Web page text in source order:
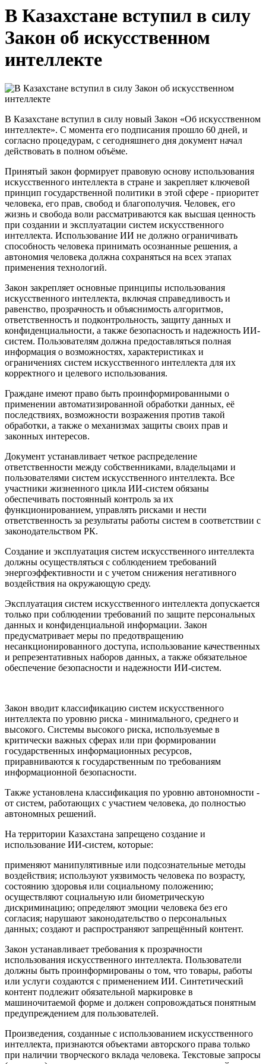
В Казахстане вступил в силу
Закон об искусственном
интеллекте
В Казахстане вступил в силу новый Закон «Об искусственном
интеллекте». С момента его подписания прошло 60 дней, и
согласно процедурам, с сегодняшнего дня документ начал
действовать в полном объёме.
Принятый закон формирует правовую основу использования
искусственного интеллекта в стране и закрепляет ключевой
принцип государственной политики в этой сфере - приоритет
человека, его прав, свобод и благополучия. Человек, его
жизнь и свобода воли рассматриваются как высшая ценность
при создании и эксплуатации систем искусственного
интеллекта. Использование ИИ не должно ограничивать
способность человека принимать осознанные решения, а
автономия человека должна сохраняться на всех этапах
применения технологий.
Закон закрепляет основные принципы использования
искусственного интеллекта, включая справедливость и
равенство, прозрачность и объяснимость алгоритмов,
ответственность и подконтрольность, защиту данных и
конфиденциальности, а также безопасность и надежность ИИ-
систем. Пользователям должна предоставляться полная
информация о возможностях, характеристиках и
ограничениях систем искусственного интеллекта для их
корректного и целевого использования.
Граждане имеют право быть проинформированными о
применении автоматизированной обработки данных, её
последствиях, возможности возражения против такой
обработки, а также о механизмах защиты своих прав и
законных интересов.
Документ устанавливает четкое распределение
ответственности между собственниками, владельцами и
пользователями систем искусственного интеллекта. Все
участники жизненного цикла ИИ-систем обязаны
обеспечивать постоянный контроль за их
функционированием, управлять рисками и нести
ответственность за результаты работы систем в соответствии с
законодательством РК.
Создание и эксплуатация систем искусственного интеллекта
должны осуществляться с соблюдением требований
энергоэффективности и с учетом снижения негативного
воздействия на окружающую среду.
Эксплуатация систем искусственного интеллекта допускается
только при соблюдении требований по защите персональных
данных и конфиденциальной информации. Закон
предусматривает меры по предотвращению
несанкционированного доступа, использование качественных
и репрезентативных наборов данных, а также обязательное
обеспечение безопасности и надежности ИИ-систем.
Закон вводит классификацию систем искусственного
интеллекта по уровню риска - минимального, среднего и
высокого. Системы высокого риска, используемые в
критически важных сферах или при формировании
государственных информационных ресурсов,
приравниваются к государственным по требованиям
информационной безопасности.
Также установлена классификация по уровню автономности -
от систем, работающих с участием человека, до полностью
автономных решений.
На территории Казахстана запрещено создание и
использование ИИ-систем, которые:
применяют манипулятивные или подсознательные методы
воздействия; используют уязвимость человека по возрасту,
состоянию здоровья или социальному положению;
осуществляют социальную или биометрическую
дискриминацию; определяют эмоции человека без его
согласия; нарушают законодательство о персональных
данных; создают и распространяют запрещённый контент.
Закон устанавливает требования к прозрачности
использования искусственного интеллекта. Пользователи
должны быть проинформированы о том, что товары, работы
или услуги создаются с применением ИИ. Синтетический
контент подлежит обязательной маркировке в
машиночитаемой форме и должен сопровождаться понятным
предупреждением для пользователей.
Произведения, созданные с использованием искусственного
интеллекта, признаются объектами авторского права только
при наличии творческого вклада человека. Текстовые запросы